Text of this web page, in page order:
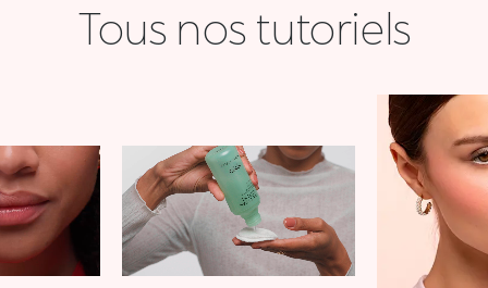
Tous nos tutoriels